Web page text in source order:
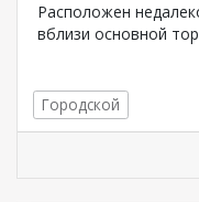
Расположен
вблизи основной
Городской